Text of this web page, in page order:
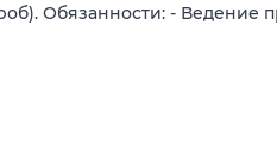
Обязанности: - Ведение